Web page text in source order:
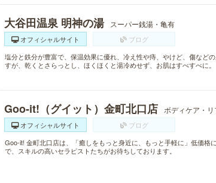
大谷田温泉 明神の湯 スーパー銭湯・亀有
オフィシャルサイト
ブログ
塩分と鉄分が豊富で、保温効果に優れ、冷え性や痔、やけど、傷など
すが、乾くとさらっとし、ほくほくと湯冷めせず、お肌はすべすべに。
Goo-it!（グイット）金町北口店 ボディケア・
オフィシャルサイト
ブログ
Goo-it! 金町北口店は、「癒しをもっと身近に、もっと手軽に」低価
で、スキルの高いセラピストたちがお待ちしております。